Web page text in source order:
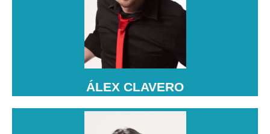
ÁLEX CLAVERO
Álex Clavero es un humorista y monologuista
español, conocido por su estilo irónico y sarcástico
sobre situaciones cotidianas.